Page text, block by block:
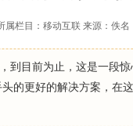
属栏目：移动互联 来源：佚名
到目前为止，这是一段
的更好的解决方案，在